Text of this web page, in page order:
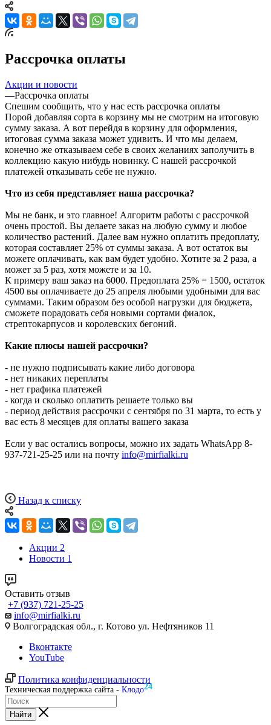
Рассрочка оплаты
Акции и новости
—Рассрочка оплаты
Спешим сообщить, что у нас есть рассрочка оплаты
Порой добавляя сорта в корзину мы не смотрим на итоговую
сумму заказа. А вот перейдя в корзину для оформления,
итоговая сумма заказа может удивить. И что мы делаем,
конечно же отказываем себе в своих желаниях заполучить в
коллекцию какую нибудь новинку. С нашей рассрочкой
платежей отказывать себе не нужно.
Что из себя представляет наша рассрочка?
Мы не банк, и это главное! Алгоритм работы с рассрочкой
очень простой. Вы делаете заказ на любую сумму и любое
количество растений. Далее вам нужно оплатить предоплату,
которая составляет 25% от суммы заказа. А вот остаток вы
можете оплачивать, как вам будет удобно. Хотите за 2 раза, а
может за 5 раз, хотя можете и за 10.
К примеру ваш заказ на 6000. Предоплата 25% = 1500, остаток
4500 вы оплачиваете до 25 апреля любыми удобными для вас
суммами. Таким образом без особой нагрузки для бюджета,
сможете порадовать себя новыми сортами фиалок,
стрептокарпусов и королевских бегоний.
Какие плюсы нашей рассрочки?
- не нужно подписывать какие либо договора
- нет никаких переплаты
- нет графика платежей
- когда и сколько оплатить решаете только вы
- период действия рассрочки с сентября по 31 марта, то есть у
вас есть 8 месяцев для оплаты вашего заказа
Если у вас остались вопросы, можно их задать WhatsApp 8-
937-721-25-25 или на почту info@mirfialki.ru
Назад к списку
Акции 2
Новости 1
Оставить отзыв
+7 (937) 721-25-25
info@mirfialki.ru
Волгоградская обл., г. Котово ул. Нефтяников 11
Вконтакте
YouTube
Политика конфиденциальности
Техническая поддержка сайта - Клодо24
Найти